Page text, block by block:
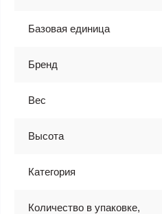
Базовая единица
Бренд
Вес
Высота
Категория
Количество в упаковке,